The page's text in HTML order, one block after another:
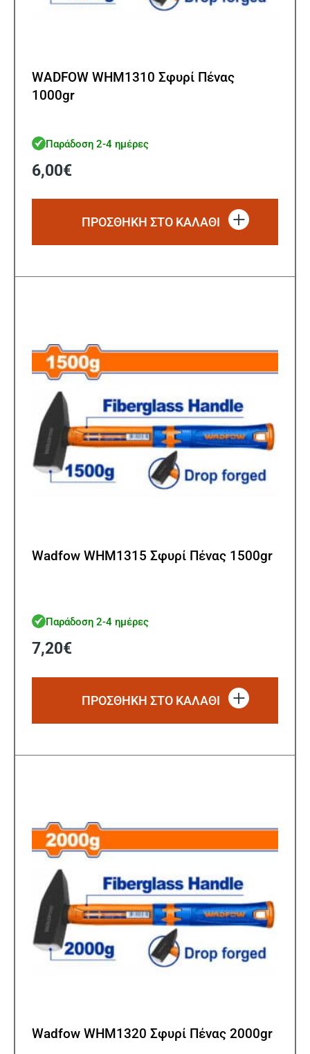
WADFOW WHM1310 Σφυρί Πένας
1000gr
Παράδοση 2-4 ημέρες
6,00€
ΠΡΟΣΘΗΚΗ ΣΤΟ ΚΑΛΑΘΙ
Wadfow WHM1315 Σφυρί Πένας 1500gr
Παράδοση 2-4 ημέρες
7,20€
ΠΡΟΣΘΗΚΗ ΣΤΟ ΚΑΛΑΘΙ
Wadfow WHM1320 Σφυρί Πένας 2000gr